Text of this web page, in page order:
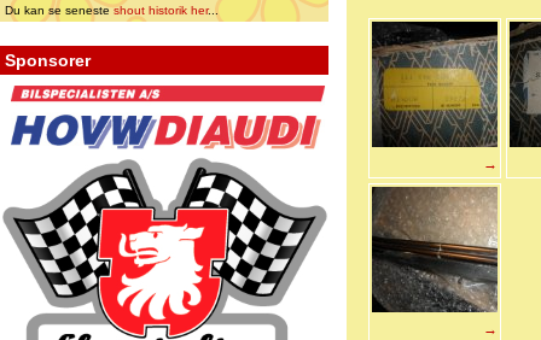
Du kan se senesteshout historik her...
Sponsorer
→
→